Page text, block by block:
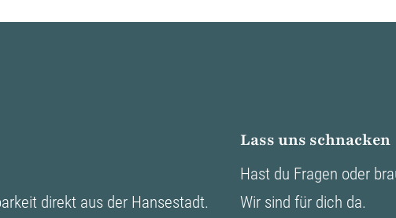
direkt aus der Hansestadt.
Lass uns schnacken
Hast du Fragen oder
Wir sind für dich da.